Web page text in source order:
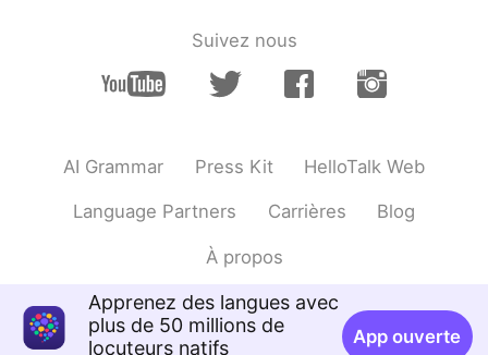
Suivez nous
AI Grammar Press Kit HelloTalk Web
Language Partners Carrières Blog
À propos
Apprenez des langues avec
plus de 50 millions de
locuteurs natifs
App ouverte